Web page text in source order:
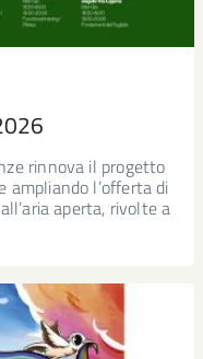
rinnova il progetto
ampliando l’offerta di
aperta, rivolte a